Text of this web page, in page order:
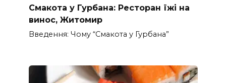
Смакота у Гурбана: Ресторан їжі на
винос, Житомир
Введення: Чому “Смакота у Гурбана”